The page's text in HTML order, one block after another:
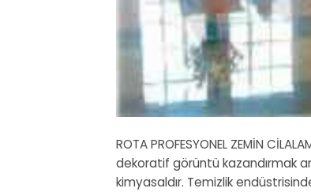
ROTA PROFESYONEL ZEMİN
dekoratif görüntü kazandırmak
kimyasaldır. Temizlik